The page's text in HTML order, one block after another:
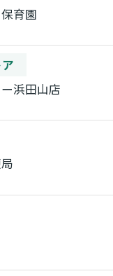
育園
浜田山店